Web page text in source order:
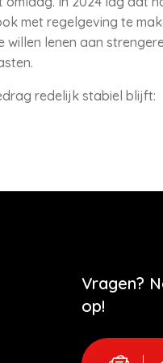
met regelgeving te
willen lenen aan
redelijk stabiel blijft:
Vragen?
op!